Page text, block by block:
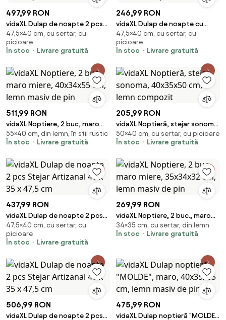
497,99 RON
vidaXL Dulap de noapte 2 pcs
Stejar Artizanal 40 x 35 x 47,5
cm
47,5×40 cm, cu sertar, cu
picioare
În stoc
Livrare gratuită
246,99 RON
vidaXL Dulap de noapte cu
sertar Stejar Artizanal 40 x 35 x
47,5 cm
47,5×40 cm, cu sertar, cu
picioare
În stoc
Livrare gratuită
511,99 RON
vidaXL Noptiere, 2 buc, maro
miere, 40x34x55 cm, lemn
masiv de pin
55×40 cm, din lemn, în stil rustic
În stoc
Livrare gratuită
205,99 RON
vidaXL Noptieră, stejar sonoma,
40x35x50 cm, lemn compozit
50×40 cm, cu sertar, cu picioare
În stoc
Livrare gratuită
437,99 RON
vidaXL Dulap de noapte 2 pcs
Stejar Artizanal 40 x 35 x 47,5
cm
47,5×40 cm, cu sertar, cu
picioare
În stoc
Livrare gratuită
269,99 RON
vidaXL Noptiere, 2 buc., maro
miere, 35x34x32 cm, lemn
masiv de pin
34×35 cm, cu sertar, din lemn
În stoc
Livrare gratuită
506,99 RON
vidaXL Dulap de noapte 2 pcs
475,99 RON
vidaXL Dulap noptieră "MOLDE",